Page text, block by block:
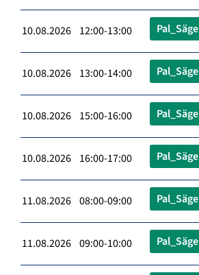
10.08.2026 12:00-13:00 Pal_Säge
10.08.2026 13:00-14:00 Pal_Säge
10.08.2026 15:00-16:00 Pal_Säge
10.08.2026 16:00-17:00 Pal_Säge
11.08.2026 08:00-09:00 Pal_Säge
11.08.2026 09:00-10:00 Pal_Säge